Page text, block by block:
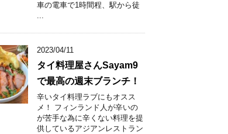
車の電車で1時間程、駅から徒
...
2023/04/11
タイ料理屋さんSayam9
で最高の週末ブランチ！
辛いタイ料理ラブにもオスス
メ！ フィンランド人が辛いの
が苦手な為に辛くない料理を提
供しているアジアンレストラン